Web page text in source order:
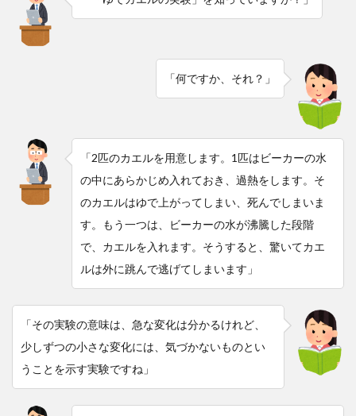
「何ですか、それ？」
「2匹のカエルを用意します。1匹はビーカーの水
の中にあらかじめ入れておき、過熱をします。そ
のカエルはゆで上がってしまい、死んでしまいま
す。もう一つは、ビーカーの水が沸騰した段階
で、カエルを入れます。そうすると、驚いてカエ
ルは外に跳んで逃げてしまいます」
「その実験の意味は、急な変化は分かるけれど、
少しずつの小さな変化には、気づかないものとい
うことを示す実験ですね」